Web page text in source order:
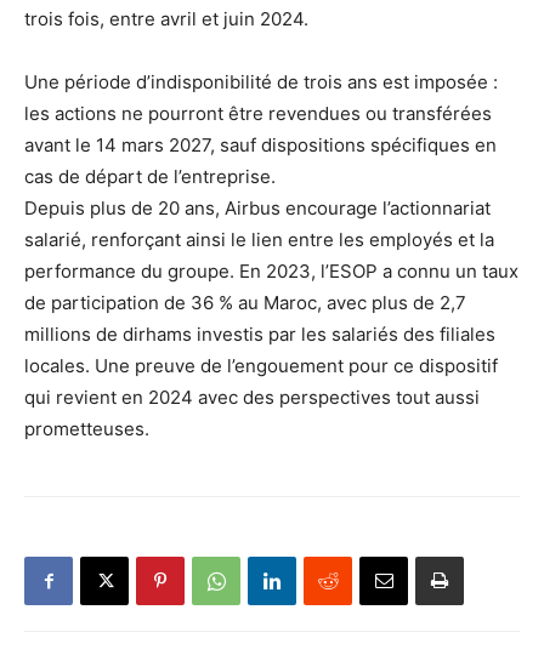
trois fois, entre avril et juin 2024.
Une période d’indisponibilité de trois ans est imposée :
les actions ne pourront être revendues ou transférées
avant le 14 mars 2027, sauf dispositions spécifiques en
cas de départ de l’entreprise.
Depuis plus de 20 ans, Airbus encourage l’actionnariat
salarié, renforçant ainsi le lien entre les employés et la
performance du groupe. En 2023, l’ESOP a connu un taux
de participation de 36 % au Maroc, avec plus de 2,7
millions de dirhams investis par les salariés des filiales
locales. Une preuve de l’engouement pour ce dispositif
qui revient en 2024 avec des perspectives tout aussi
prometteuses.